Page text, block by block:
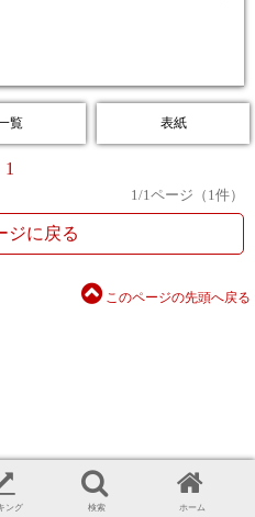
覧 表紙
1
1/1ページ（ 1件）
ジに戻る
このページの先頭へ戻る
ング 検索 ホーム